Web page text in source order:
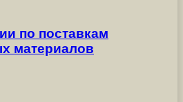
по поставкам
материалов